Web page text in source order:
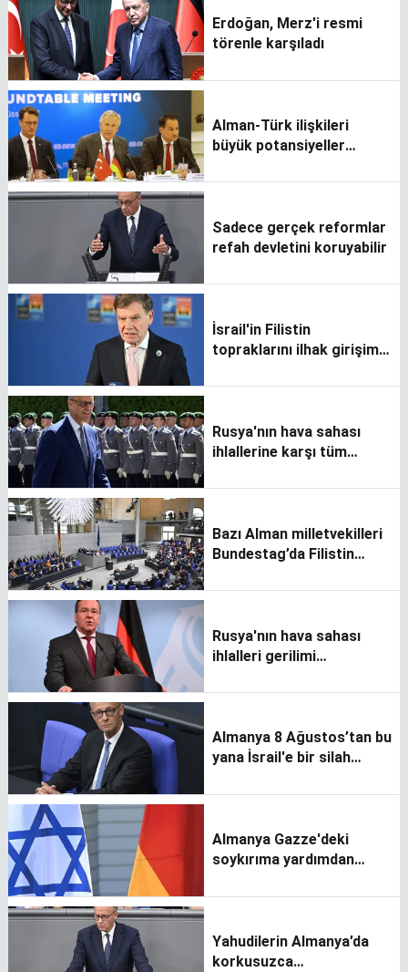
Erdoğan, Merz'i resmi
törenle karşıladı
Alman-Türk ilişkileri
büyük potansiyeller
Sadece gerçek reformlar
refah devletini koruyabilir
İsrail'in Filistin
topraklarını ilhak girişimi
Rusya'nın hava sahası
ihlallerine karşı tüm
Bazı Alman milletvekilleri
Bundestag’da Filistin
Rusya'nın hava sahası
ihlalleri gerilimi
Almanya 8 Ağustos’tan bu
yana İsrail'e bir silah
Almanya Gazze'deki
soykırıma yardımdan
Yahudilerin Almanya’da
korkusuzca